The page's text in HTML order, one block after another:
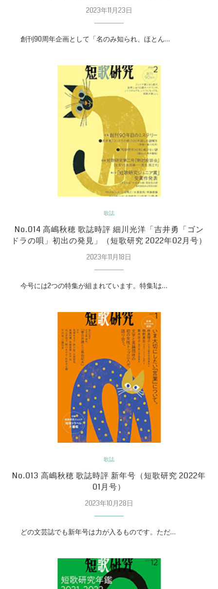
2023年11月23日
創刊90周年企画として「名のみ知られ、ほとん…
歌誌
No.014 高嶋秋穂 歌誌時評 細川光洋「吉井勇「ゴン
ドラの唄」初出の発見」（短歌研究 2022年02月号）
2023年11月18日
今号には2つの特集が組まれています。特集1は…
歌誌
No.013 高嶋秋穂 歌誌時評 新年号（短歌研究 2022年
01月号）
2023年10月28日
どの文芸誌でも新年号は力が入るものです。ただ…